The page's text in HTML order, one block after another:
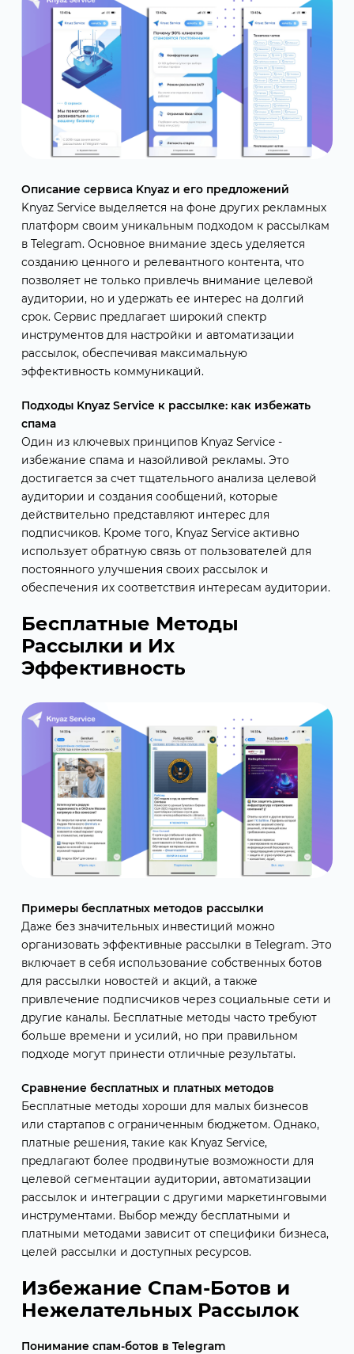
Описание сервиса Knyaz и его предложений
Knyaz Service выделяется на фоне других рекламных
платформ своим уникальным подходом к рассылкам
в Telegram. Основное внимание здесь уделяется
созданию ценного и релевантного контента, что
позволяет не только привлечь внимание целевой
аудитории, но и удержать ее интерес на долгий
срок. Сервис предлагает широкий спектр
инструментов для настройки и автоматизации
рассылок, обеспечивая максимальную
эффективность коммуникаций.
Подходы Knyaz Service к рассылке: как избежать
спама
Один из ключевых принципов Knyaz Service -
избежание спама и назойливой рекламы. Это
достигается за счет тщательного анализа целевой
аудитории и создания сообщений, которые
действительно представляют интерес для
подписчиков. Кроме того, Knyaz Service активно
использует обратную связь от пользователей для
постоянного улучшения своих рассылок и
обеспечения их соответствия интересам аудитории.
Бесплатные Методы
Рассылки и Их
Эффективность
Примеры бесплатных методов рассылки
Даже без значительных инвестиций можно
организовать эффективные рассылки в Telegram. Это
включает в себя использование собственных ботов
для рассылки новостей и акций, а также
привлечение подписчиков через социальные сети и
другие каналы. Бесплатные методы часто требуют
больше времени и усилий, но при правильном
подходе могут принести отличные результаты.
Сравнение бесплатных и платных методов
Бесплатные методы хороши для малых бизнесов
или стартапов с ограниченным бюджетом. Однако,
платные решения, такие как Knyaz Service,
предлагают более продвинутые возможности для
целевой сегментации аудитории, автоматизации
рассылок и интеграции с другими маркетинговыми
инструментами. Выбор между бесплатными и
платными методами зависит от специфики бизнеса,
целей рассылки и доступных ресурсов.
Избежание Спам-Ботов и
Нежелательных Рассылок
Понимание спам-ботов в Telegram